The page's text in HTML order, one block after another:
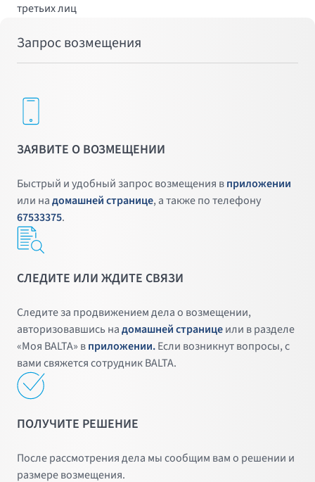
третьих лиц
Запрос возмещения
ЗАЯВИТЕ О ВОЗМЕЩЕНИИ
Быстрый и удобный запрос возмещения вприложении
или надомашней странице, а также по телефону
67533375.
СЛЕДИТЕ ИЛИ ЖДИТЕ СВЯЗИ
Следите за продвижением дела о возмещении,
авторизовавшись надомашней страницеили в разделе
«Моя BALTA» вприложении.Если возникнут вопросы, с
вами свяжется сотрудник BALTA.
ПОЛУЧИТЕ РЕШЕНИЕ
После рассмотрения дела мы сообщим вам о решении и
размере возмещения.